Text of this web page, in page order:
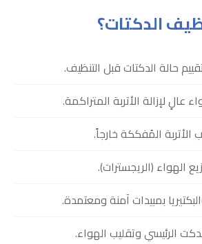
الدكتات؟
حالة الدكتات قبل التنظيف.
لإزالة الأتربة المتراكمة.
المُفككة خارجاً.
الهواء (الريجسترات).
بمبيدات آمنة ومعتمدة.
الرئيسي وتقليب الهواء.